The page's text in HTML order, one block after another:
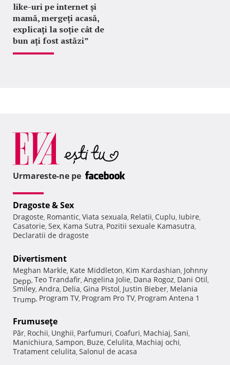
like-uri pe internet și
mamă, mergeți acasă,
explicați la soție cât de
bun ați fost astăzi”
Urmareste-ne pe
Dragoste & Sex
Dragoste, Romantic, Viata sexuala, Relatii, Cuplu, Iubire,
Casatorie, Sex, Kama Sutra, Pozitii sexuale Kamasutra,
Declaratii de dragoste
Divertisment
Meghan Markle, Kate Middleton, Kim Kardashian, Johnny
Depp, Teo Trandafir, Angelina Jolie, Dana Rogoz, Dani Otil,
Smiley, Andra, Delia, Gina Pistol, Justin Bieber, Melania
Trump, Program TV, Program Pro TV, Program Antena 1
Frumuseţe
Păr, Rochii, Unghii, Parfumuri, Coafuri, Machiaj, Sani,
Manichiura, Sampon, Buze, Celulita, Machiaj ochi,
Tratament celulita, Salonul de acasa